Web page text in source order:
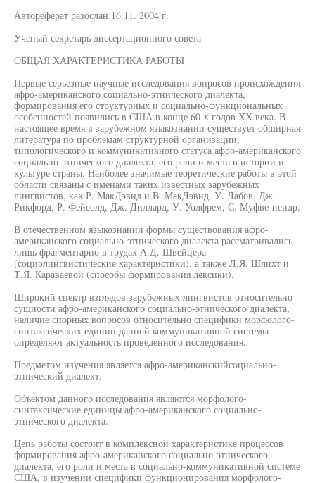
Автореферат разослан 16.11. 2004 г.
Ученый секретарь диссертационного совета
ОБЩАЯ ХАРАКТЕРИСТИКА РАБОТЫ
Первые серьезные научные исследования вопросов происхождения
афро-американского социально-этнического диалекта,
формирования его структурных и социально-функциональных
особенностей появились в США в конце 60-х годов XX века. В
настоящее время в зарубежном языкознании существует обширная
литература по проблемам структурной организации,
типологического и коммуникативного статуса афро-американского
социально-этнического диалекта, его роли и места в истории и
культуре страны. Наиболее значимые теоретические работы в этой
области связаны с именами таких известных зарубежных
лингвистов, как Р. МакДэвид и В. МакДэвид, У. Лабов, Дж.
Рикфорд, Р. Фейсолд, Дж. Диллард, У. Уолфрем, С. Муфве-неидр.
В отечественном языкознании формы существования афро-
американского социально-этнического диалекта рассматривались
лишь фрагментарно в трудах А.Д. Швейцера
(социолингвистические характеристики), а также Л.Я. Шлихт и
Т.Я. Караваевой (способы формирования лексики).
Широкий спектр взглядов зарубежных лингвистов относительно
сущности афро-американского социально-этнического диалекта,
наличие спорных вопросов относительно специфики морфолого-
синтаксических единиц данной коммуникативной системы
определяют актуальность проведенного исследования.
Предметом изучения является афро-американскийсоциально-
этнический диалект.
Объектом данного исследования являются морфолого-
синтаксические единицы афро-американского социально-
этнического диалекта.
Цепь работы состоит в комплексной характеристике процессов
формирования афро-американского социально-этнического
диалекта, его роли и места в социально-коммуникативной системе
США, в изучении специфики функционирования морфолого-